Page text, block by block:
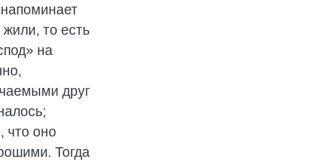
то есть
на
друг
что оно
Тогда